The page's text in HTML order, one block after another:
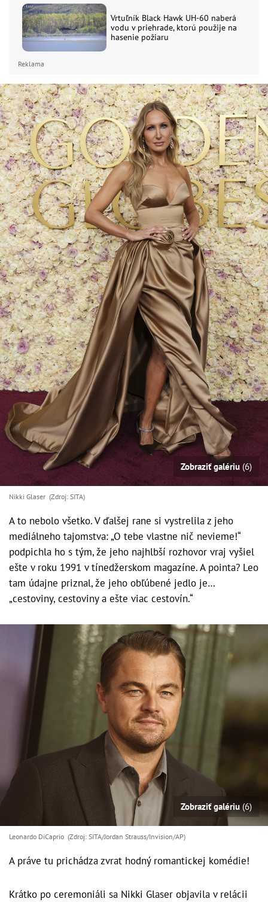
Vrtuľník Black Hawk UH-60 naberá
vodu v priehrade, ktorú použije na
hasenie požiaru
Reklama
Zobraziť galériu (6)
Nikki Glaser (Zdroj: SITA)
A to nebolo všetko. V ďalšej rane si vystrelila z jeho
mediálneho tajomstva: „O tebe vlastne nič nevieme!“
podpichla ho s tým, že jeho najhlbší rozhovor vraj vyšiel
ešte v roku 1991 v tínedžerskom magazíne. A pointa? Leo
tam údajne priznal, že jeho obľúbené jedlo je…
„cestoviny, cestoviny a ešte viac cestovín.“
Zobraziť galériu (6)
Leonardo DiCaprio (Zdroj: SITA/Jordan Strauss/Invision/AP)
A práve tu prichádza zvrat hodný romantickej komédie!
Krátko po ceremoniáli sa Nikki Glaser objavila v relácii